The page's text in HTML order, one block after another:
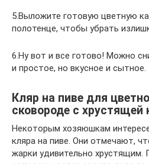
5.Выложите готовую цветную
полотенце, чтобы убрать
6.Ну вот и все готово! Можно
и простое, но вкусное и сытное.
Кляр на пиве для
сковороде с хрустящей
Некоторым хозяюшкам
кляра на пиве. Они отмечают,
жарки удивительно хрустящим.